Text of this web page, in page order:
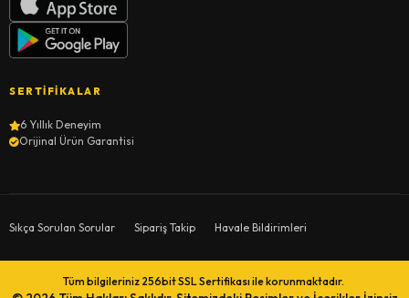
SERTIFIKALAR
6 Yıllık Deneyim
Orijinal Ürün Garantisi
Sıkça Sorulan Sorular Sipariş Takip Havale Bildirimleri
Tüm bilgileriniz 256bit SSL Sertifikası ile korunmaktadır.